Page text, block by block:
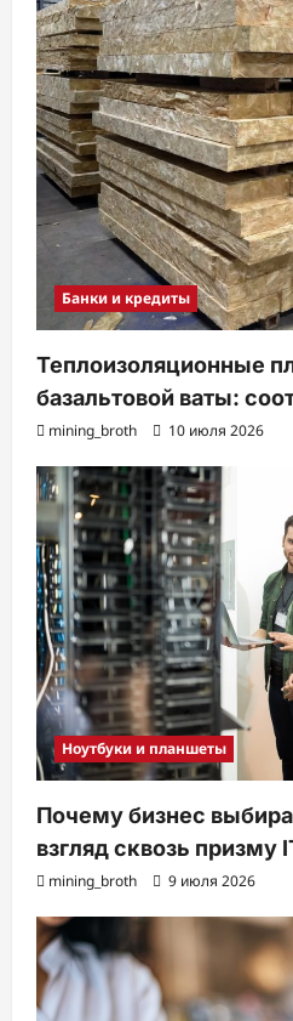
Банки и кредиты
Теплоизоляционные
базальтовой ваты:
mining_broth 10 июля 2026
Ноутбуки и планшеты
Почему бизнес
взгляд сквозь призму
mining_broth 9 июля 2026